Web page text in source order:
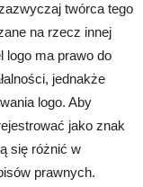
twórca tego
na rzecz innej
logo ma prawo do
jednakże
logo. Aby
jako znak
się różnić w
prawnych.